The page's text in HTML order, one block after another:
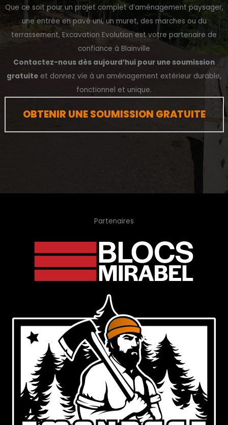
Que ce soit pour un projet complet d’aménagement paysager,
une entrée en pavé uni, un muret, des marches ou du
terrassement, Excavation Evolution est votre partenaire de
confiance à Blainville
Contactez-nous dès aujourd’hui pour une soumission
gratuite et donnez vie à un aménagement extérieur durable,
fonctionnel et unique.
OBTENIR UNE SOUMISSION GRATUITE
Partenaires